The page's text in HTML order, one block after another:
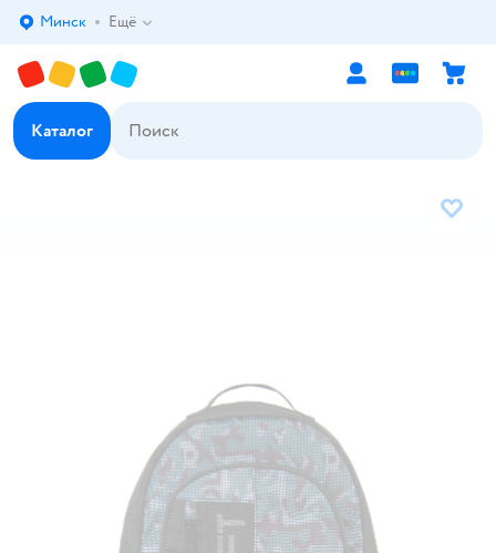
Выбор адреса доставки.
Минск Ещё
Каталог
В